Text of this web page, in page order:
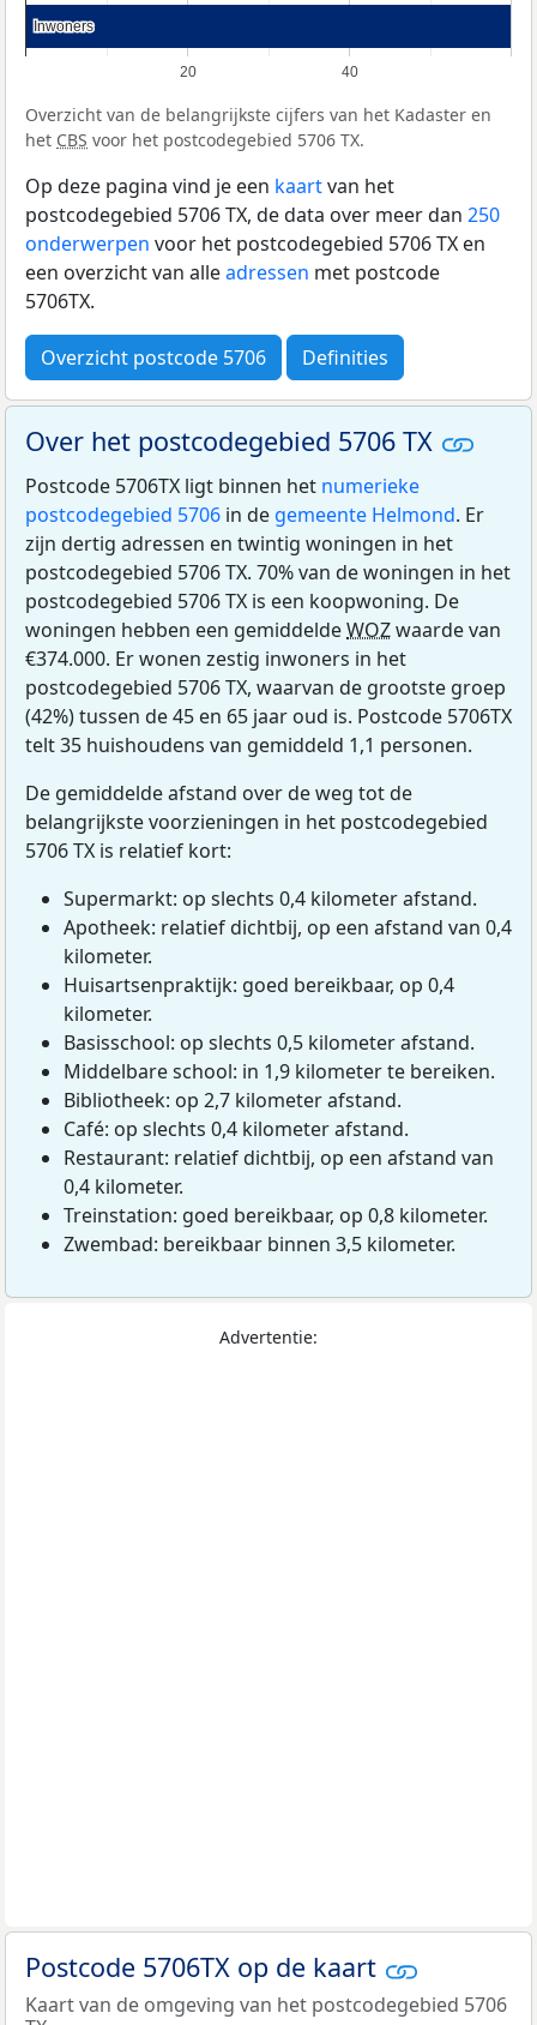
20 40
Inwoners
Inwoners
Overzicht van de belangrijkste cijfers van het Kadaster en
het CBS voor het postcodegebied 5706 TX.
Op deze pagina vind je een kaartvan het
postcodegebied 5706 TX, de data over meer dan 250
onderwerpen voor het postcodegebied 5706 TX en
een overzicht van alleadressen met postcode
5706TX.
Overzicht postcode 5706 Definities
Over het postcodegebied 5706 TX
Postcode 5706TX ligt binnen het numerieke
postcodegebied 5706 in de gemeente Helmond. Er
zijn dertig adressen en twintig woningen in het
postcodegebied 5706 TX. 70% van de woningen in het
postcodegebied 5706 TX is een koopwoning. De
woningen hebben een gemiddeldeWOZwaarde van
€374.000. Er wonen zestig inwoners in het
postcodegebied 5706 TX, waarvan de grootste groep
(42%) tussen de 45 en 65 jaar oud is. Postcode 5706TX
telt 35 huishoudens van gemiddeld 1,1 personen.
De gemiddelde afstand over de weg tot de
belangrijkste voorzieningen in het postcodegebied
5706 TX is relatief kort:
Supermarkt: op slechts 0,4 kilometer afstand.
Apotheek: relatief dichtbij, op een afstand van 0,4
kilometer.
Huisartsenpraktijk: goed bereikbaar, op 0,4
kilometer.
Basisschool: op slechts 0,5 kilometer afstand.
Middelbare school: in 1,9 kilometer te bereiken.
Bibliotheek: op 2,7 kilometer afstand.
Café: op slechts 0,4 kilometer afstand.
Restaurant: relatief dichtbij, op een afstand van
0,4 kilometer.
Treinstation: goed bereikbaar, op 0,8 kilometer.
Zwembad: bereikbaar binnen 3,5 kilometer.
Advertentie:
Postcode 5706TX op de kaart
Kaart van de omgeving van het postcodegebied 5706